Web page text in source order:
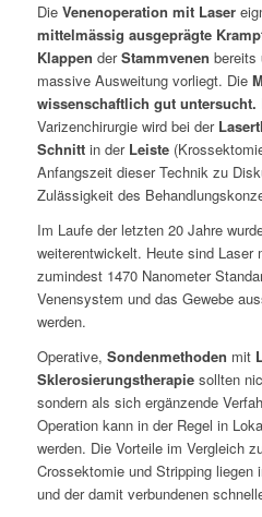
Die Venenoperation mit Laser
mittelmässig ausgeprägte
Klappen derStammvenen bereits
massive Ausweitung vorliegt. Die
wissenschaftlich gut untersucht.
Varizenchirurgie wird bei der
Schnittin der Leiste
Anfangszeit dieser Technik zu
Zulässigkeit des
Im Laufe der letzten 20 Jahre
weiterentwickelt. Heute sind Laser
zumindest 1470 Nanometer
Venensystem und das Gewebe
werden.
Operative, Sondenmethoden mit
Sklerosierungstherapiesollten
sondern als sich ergänzende
Operation kann in der Regel in
werden. Die Vorteile im Vergleich
Crossektomie und Stripping liegen
und der damit verbundenen